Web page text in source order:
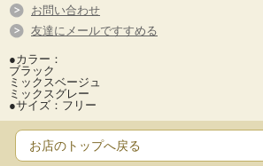
お問い合わせ
友達にメールですすめる
●カラー：
ブラック
ミックスベージュ
ミックスグレー
●サイズ：フリー
お店のトップへ戻る